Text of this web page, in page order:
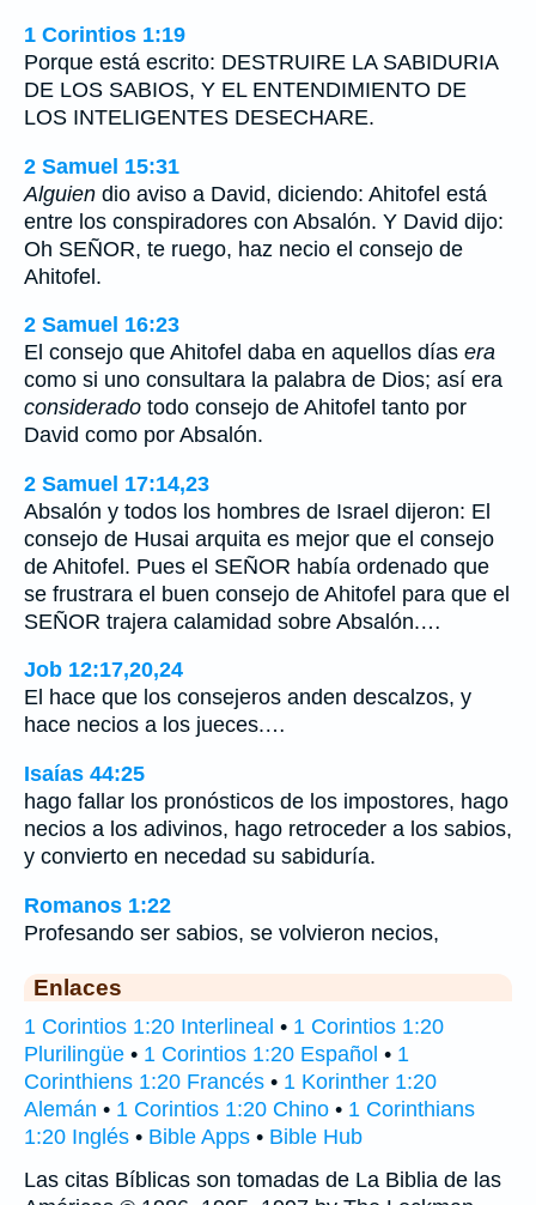
1 Corintios 1:19
Porque está escrito: DESTRUIRE LA SABIDURIA
DE LOS SABIOS, Y EL ENTENDIMIENTO DE
LOS INTELIGENTES DESECHARE.
2 Samuel 15:31
Alguien dio aviso a David, diciendo: Ahitofel está
entre los conspiradores con Absalón. Y David dijo:
Oh SEÑOR, te ruego, haz necio el consejo de
Ahitofel.
2 Samuel 16:23
El consejo que Ahitofel daba en aquellos días era
como si uno consultara la palabra de Dios; así era
considerado todo consejo de Ahitofel tanto por
David como por Absalón.
2 Samuel 17:14,23
Absalón y todos los hombres de Israel dijeron: El
consejo de Husai arquita es mejor que el consejo
de Ahitofel. Pues el SEÑOR había ordenado que
se frustrara el buen consejo de Ahitofel para que el
SEÑOR trajera calamidad sobre Absalón.…
Job 12:17,20,24
El hace que los consejeros anden descalzos, y
hace necios a los jueces.…
Isaías 44:25
hago fallar los pronósticos de los impostores, hago
necios a los adivinos, hago retroceder a los sabios,
y convierto en necedad su sabiduría.
Romanos 1:22
Profesando ser sabios, se volvieron necios,
Enlaces
1 Corintios 1:20 Interlineal • 1 Corintios 1:20
Plurilingüe • 1 Corintios 1:20 Español • 1
Corinthiens 1:20 Francés • 1 Korinther 1:20
Alemán • 1 Corintios 1:20 Chino • 1 Corinthians
1:20 Inglés • Bible Apps • Bible Hub
Las citas Bíblicas son tomadas de La Biblia de las